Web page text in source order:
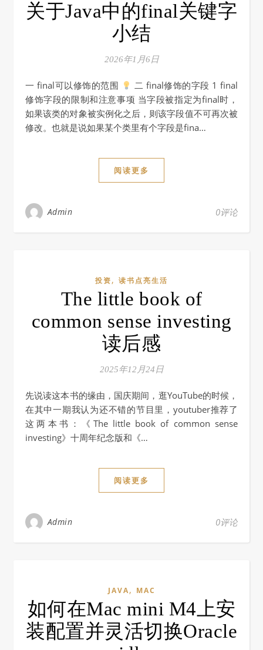
关于Java中的final关键字
小结
2026年1月6日
一 final可以修饰的范围
二 final修饰的字段 1 final
修饰字段的限制和注意事项 当字段被指定为final时，
如果该类的对象被实例化之后，则该字段值不可再次被
修改。也就是说如果某个类里有个字段是fina…
阅读更多
Admin 0评论
投资, 读书点亮生活
The little book of
common sense investing
读后感
2025年12月24日
先说读这本书的缘由，国庆期间，逛YouTube的时候，
在其中一期我认为还不错的节目里，youtuber推荐了
这两本书：《The little book of common sense
investing》十周年纪念版和《…
阅读更多
Admin 0评论
JAVA, MAC
如何在Mac mini M4上安
装配置并灵活切换Oracle